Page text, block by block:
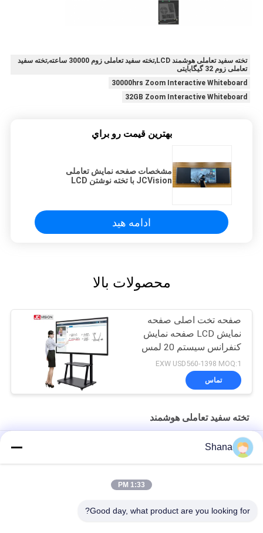
تخته سفید تعاملی هوشمند LCD,تخته سفید تعاملی زوم 30000 ساعته,تخته سفید
تعاملی زوم 32 گیگابایتی
30000hrs Zoom Interactive Whiteboard
32GB Zoom Interactive Whiteboard
بهترين قيمت رو براي
مشخصات صفحه نمایش تعاملی
JCVision با تخته نوشتن LCD
ادامه هید
محصولات بالا
صفحه تخت اصلی صفحه
نمایش LCD صفحه نمایش
کنفرانس سیستم 20 لمس
EXW USD560-1398 MOQ:1
تماس
تخته سفید تعاملی هوشمند
آموزش در کلاس
Shana
1:33 PM
Good day, what product are you looking for?